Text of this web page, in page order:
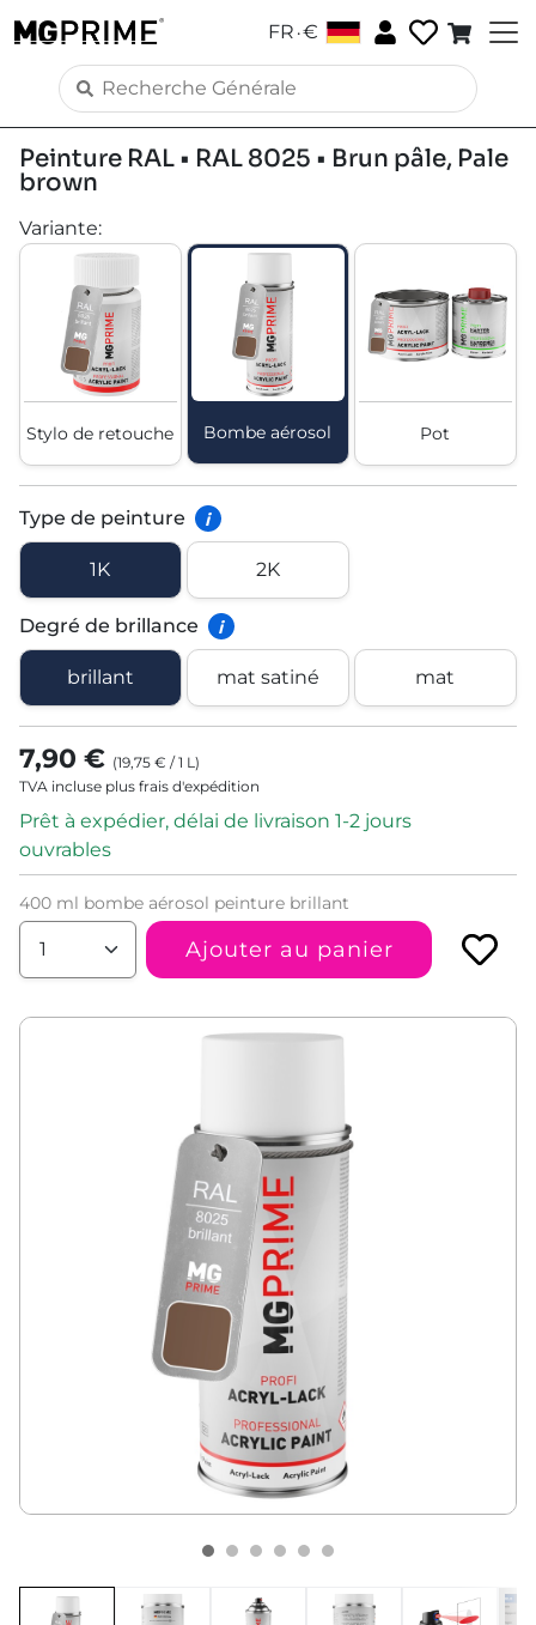
FR .€
Peinture RAL • RAL 8025 • Brun pâle, Pale
brown
Variante:
Stylo de retouche Bombe aérosol Pot
Type de peinture i
1K 2K
Degré de brillance i
brillant mat satiné mat
7,90 € (19,75 € /1 L )
TVA incluse plus frais d'expédition
Prêt à expédier, délai de livraison 1-2 jours
ouvrables
400 ml bombe aérosol peinture brillant
Ajouter au panier